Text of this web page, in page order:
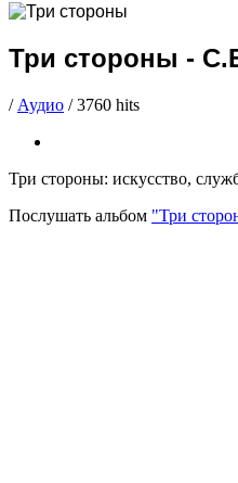
Три стороны -
/ Аудио /3760 hits
Три стороны: искусство,
Послушать альбом "Три